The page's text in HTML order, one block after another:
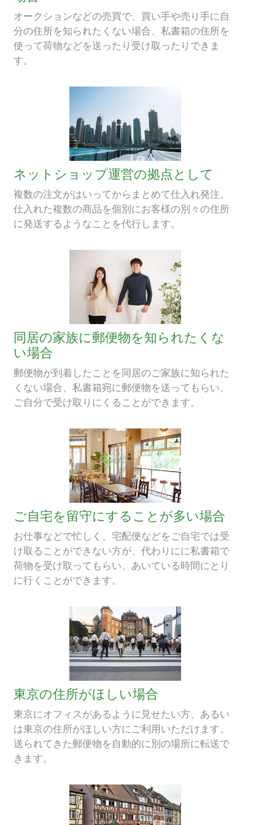
オークションなどの売買で、買い手や売り手に自
分の住所を知られたくない場合、私書箱の住所を
使って荷物などを送ったり受け取ったりできま
す。
ネットショップ運営の拠点として
複数の注文がはいってからまとめて仕入れ発注。
仕入れた複数の商品を個別にお客様の別々の住所
に発送するようなことを代行します。
同居の家族に郵便物を知られたくな
い場合
郵便物が到着したことを同居のご家族に知られた
くない場合、私書箱宛に郵便物を送ってもらい、
ご自分で受け取りにくることができます。
ご自宅を留守にすることが多い場合
お仕事などで忙しく、宅配便などをご自宅では受
け取ることができない方が、代わりにに私書箱で
荷物を受け取ってもらい、あいている時間にとり
に行くことができます。
東京の住所がほしい場合
東京にオフィスがあるように見せたい方、あるい
は東京の住所がほしい方にご利用いただけます。
送られてきた郵便物を自動的に別の場所に転送で
きます。